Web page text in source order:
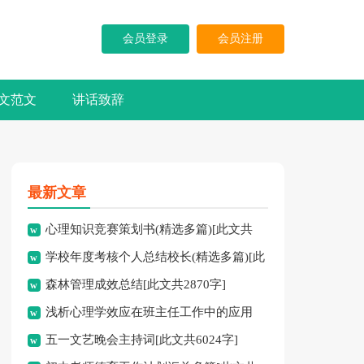
会员登录 会员注册
范文 讲话致辞
最新文章
心理知识竞赛策划书(精选多篇)[此文共
5937字]
学校年度考核个人总结校长(精选多篇)[此
文共7741字]
森林管理成效总结[此文共2870字]
浅析心理学效应在班主任工作中的应用
[此文共3828字]
五一文艺晚会主持词[此文共6024字]